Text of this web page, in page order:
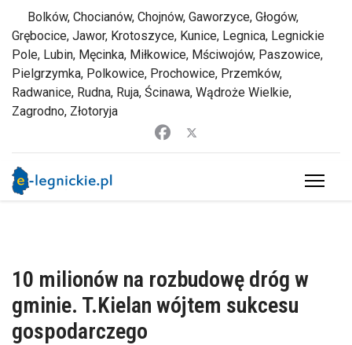
Bolków, Chocianów, Chojnów, Gaworzyce, Głogów,
Grębocice, Jawor, Krotoszyce, Kunice, Legnica, Legnickie
Pole, Lubin, Męcinka, Miłkowice, Mściwojów, Paszowice,
Pielgrzymka, Polkowice, Prochowice, Przemków,
Radwanice, Rudna, Ruja, Ścinawa, Wądroże Wielkie,
Zagrodno, Złotoryja
10 milionów na rozbudowę dróg w
gminie. T.Kielan wójtem sukcesu
gospodarczego